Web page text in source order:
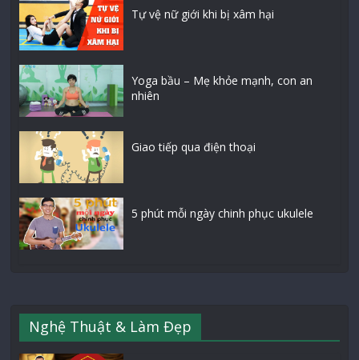
Tự vệ nữ giới khi bị xâm hại
Yoga bầu – Mẹ khỏe mạnh, con an
nhiên
Giao tiếp qua điện thoại
5 phút mỗi ngày chinh phục ukulele
Nghệ Thuật & Làm Đẹp